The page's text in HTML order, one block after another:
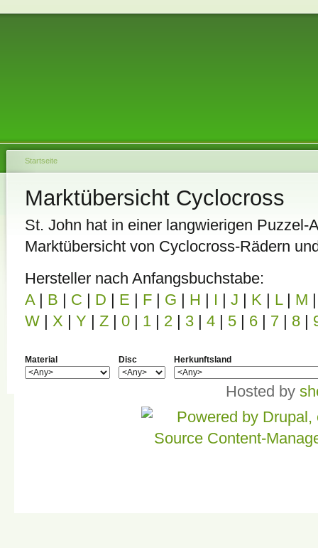
Startseite
Marktübersicht Cyclocross
St. John hat in einer langwierigen Puzzel-
Marktübersicht von Cyclocross-Rädern
Hersteller nach Anfangsbuchstabe:
A | B | C | D | E | F | G | H | I | J | K | L | M |
W | X | Y | Z | 0 | 1 | 2 | 3 | 4 | 5 | 6 | 7 | 8 |
Material Disc Herkunftsland
Hosted by